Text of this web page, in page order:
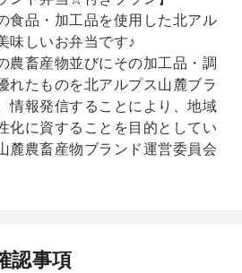
食品・加工品を使用した北アル
味しいお弁当です♪
農畜産物並びにその加工品・調
れたものを北アルプス山麓ブラ
情報発信することにより、地域
化に資することを目的としてい
麓農畜産物ブランド運営委員会
認事項